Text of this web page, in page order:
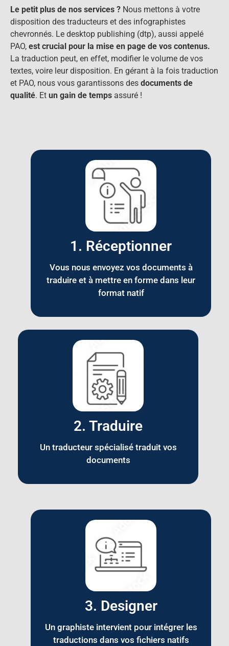
Le petit plus de nos services ? Nous mettons à votre
disposition des traducteurs et des infographistes
chevronnés. Le desktop publishing (dtp), aussi appelé
PAO, est crucial pour la mise en page de vos contenus.
La traduction peut, en effet, modifier le volume de vos
textes, voire leur disposition. En gérant à la fois traduction
et PAO, nous vous garantissons des documents de
qualité. Et un gain de temps assuré !
1. Réceptionner
Vous nous envoyez vos documents à
traduire et à mettre en forme dans leur
format natif
2. Traduire
Un traducteur spécialisé traduit vos
documents
3. Designer
Un graphiste intervient pour intégrer les
traductions dans vos fichiers natifs